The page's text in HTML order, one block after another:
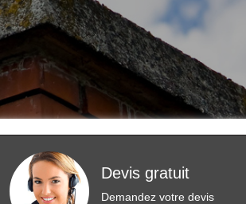
Devis gratuit
Demandez votre devis